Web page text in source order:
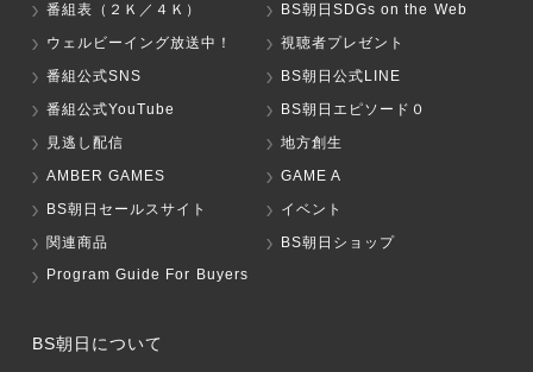
番組表（２Ｋ／４Ｋ）
BS朝日SDGs on the Web
ウェルビーイング放送中！
視聴者プレゼント
番組公式SNS
BS朝日公式LINE
番組公式YouTube
BS朝日エピソード０
見逃し配信
地方創生
AMBER GAMES
GAME A
BS朝日セールスサイト
イベント
関連商品
BS朝日ショップ
Program Guide For Buyers
BS朝日について